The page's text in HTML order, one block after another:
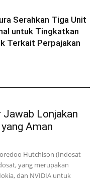
Serahkan Tiga Unit
untuk Tingkatkan
Terkait Perpajakan
Lonjakan
Aman
Hutchison (Indosat
yang merupakan
dan NVIDIA untuk